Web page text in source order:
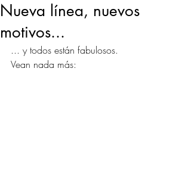
Nueva línea, nuevos
motivos...
... y todos están fabulosos.
Vean nada más: